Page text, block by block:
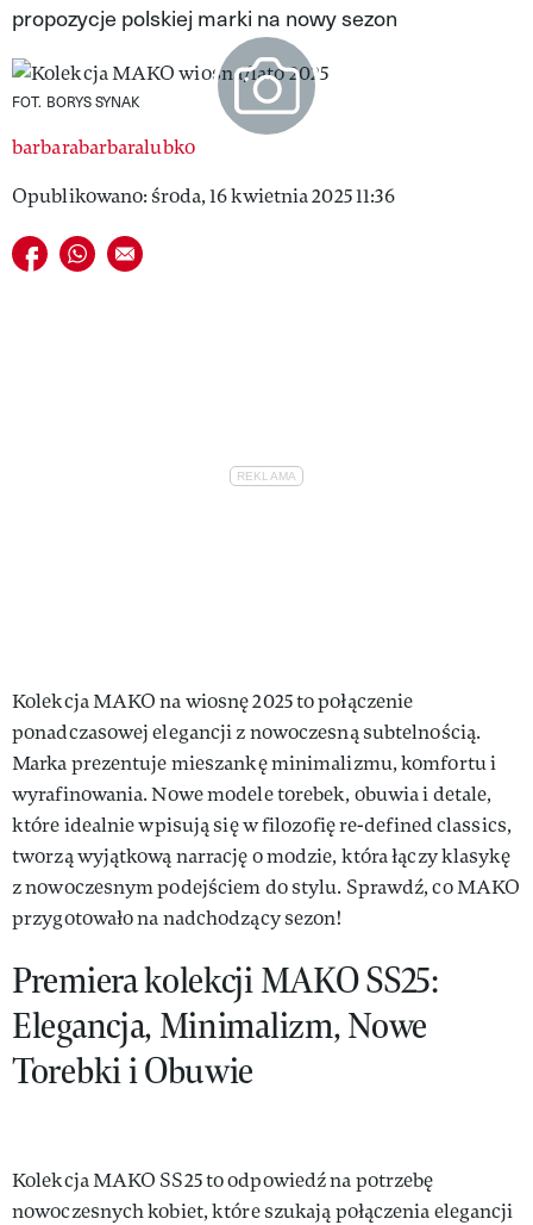
VIVA!MAN
VIVA!PEOPLE POWER
propozycje polskiej marki na nowy sezon
FOT. BORYS SYNAK
barbarabarbaralubko
Opublikowano: środa, 16 kwietnia 2025 11:36
Udostępnij na facebook
Udostępnij na whatsapp
E-mail do przyjaciela
Kolekcja MAKO na wiosnę 2025 to połączenie
ponadczasowej elegancji z nowoczesną subtelnością.
Marka prezentuje mieszankę minimalizmu, komfortu i
wyrafinowania. Nowe modele torebek, obuwia i detale,
które idealnie wpisują się w filozofię re-defined classics,
tworzą wyjątkową narrację o modzie, która łączy klasykę
z nowoczesnym podejściem do stylu. Sprawdź, co MAKO
przygotowało na nadchodzący sezon!
Premiera kolekcji MAKO SS25:
Elegancja, Minimalizm, Nowe
Torebki i Obuwie
Kolekcja MAKO SS25 to odpowiedź na potrzebę
nowoczesnych kobiet, które szukają połączenia elegancji